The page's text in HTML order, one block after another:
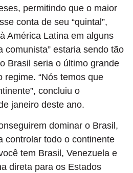
permitindo que o maior
conta de seu “quintal”,
América Latina em alguns
comunista” estaria sendo tão
Brasil seria o último grande
regime. “Nós temos que
concluiu o
janeiro deste ano.
dominar o Brasil,
controlar todo o continente
tem Brasil, Venezuela e
direta para os Estados